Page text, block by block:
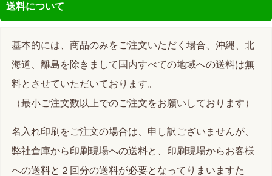
送料について
基本的には、商品のみをご注文いただく場合、沖縄、北
海道、離島を除きまして国内すべての地域への送料は無
料とさせていただいております。
（最小ご注文数以上でのご注文をお願いしております）
名入れ印刷をご注文の場合は、申し訳ございませんが、
弊社倉庫から印刷現場への送料と、印刷現場からお客様
への送料と２回分の送料が必要となってりまいますた